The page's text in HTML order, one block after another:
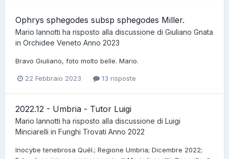
Ophrys sphegodes subsp sphegodes Miller.
Mario Iannotti ha risposto alla discussione di Giuliano Gnata
in Orchidee Veneto Anno 2023
Bravo Giuliano, foto molto belle. Mario.
22 Febbraio 2023 13 risposte
2022.12 - Umbria - Tutor Luigi
Mario Iannotti ha risposto alla discussione di Luigi
Minciarelli in Funghi Trovati Anno 2022
Inocybe tenebrosa Quél.; Regione Umbria; Dicembre 2022;